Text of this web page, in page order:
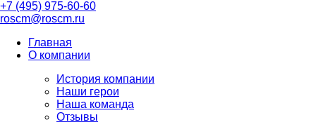
+7 (495) 975-60-60
roscm@roscm.ru
Главная
О компании
История компании
Наши герои
Наша команда
Отзывы